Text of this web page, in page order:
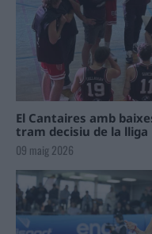
El Cantaires amb
tram decisiu de la lliga
09 maig 2026